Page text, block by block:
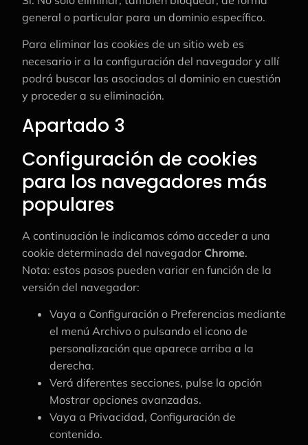
general o particular para un dominio específico.
Para eliminar las cookies de un sitio web es
necesario ir a la configuración del navegador y allí
podrá buscar las asociadas al dominio en cuestión
y proceder a su eliminación.
Apartado 3
Configuración de cookies
para los navegadores más
populares
A continuación le indicamos cómo acceder a una
cookie determinada del navegador Chrome.
Nota: estos pasos pueden variar en función de la
versión del navegador:
Vaya a Configuración o Preferencias mediante
el menú Archivo o pulsando el icono de
personalización que aparece arriba a la
derecha.
Verá diferentes secciones, pulse la opción
Mostrar opciones avanzadas.
Vaya a Privacidad, Configuración de
contenido.